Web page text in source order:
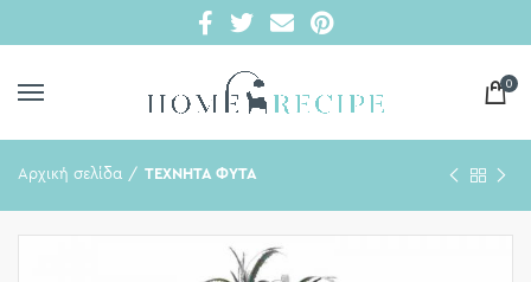
0
Αρχική σελίδα ΤΕΧΝΗΤΑ ΦΥΤΑ